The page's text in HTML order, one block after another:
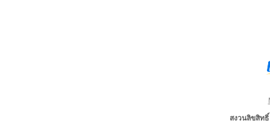
สงวนลิขสิท